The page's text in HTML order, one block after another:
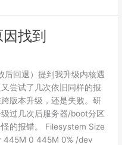
找到
后回退）提到我升级内核遇
尝试了几次依旧同样的报
版本升级，还是失败。研
过几次后服务器/boot分区
的报错。 Filesystem Size
445M 0 445M 0% /dev